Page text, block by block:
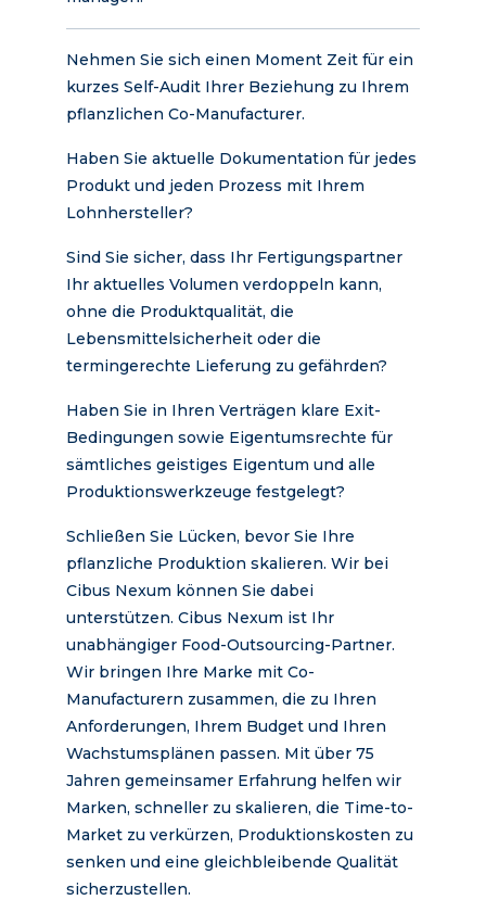
Nehmen Sie sich einen Moment Zeit für ein
kurzes Self-Audit Ihrer Beziehung zu Ihrem
pflanzlichen Co-Manufacturer.
Haben Sie aktuelle Dokumentation für jedes
Produkt und jeden Prozess mit Ihrem
Lohnhersteller?
Sind Sie sicher, dass Ihr Fertigungspartner
Ihr aktuelles Volumen verdoppeln kann,
ohne die Produktqualität, die
Lebensmittelsicherheit oder die
termingerechte Lieferung zu gefährden?
Haben Sie in Ihren Verträgen klare Exit-
Bedingungen sowie Eigentumsrechte für
sämtliches geistiges Eigentum und alle
Produktionswerkzeuge festgelegt?
Schließen Sie Lücken, bevor Sie Ihre
pflanzliche Produktion skalieren. Wir bei
Cibus Nexum können Sie dabei
unterstützen. Cibus Nexum ist Ihr
unabhängiger Food-Outsourcing-Partner.
Wir bringen Ihre Marke mit Co-
Manufacturern zusammen, die zu Ihren
Anforderungen, Ihrem Budget und Ihren
Wachstumsplänen passen. Mit über 75
Jahren gemeinsamer Erfahrung helfen wir
Marken, schneller zu skalieren, die Time-to-
Market zu verkürzen, Produktionskosten zu
senken und eine gleichbleibende Qualität
sicherzustellen.